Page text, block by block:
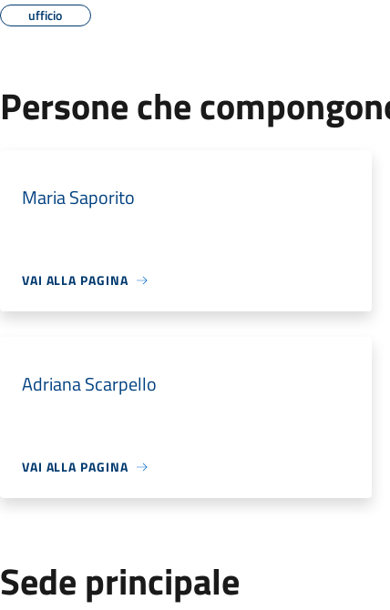
ufficio
Persone che
Maria Saporito
VAI ALLA PAGINA
Adriana Scarpello
VAI ALLA PAGINA
Sede principale